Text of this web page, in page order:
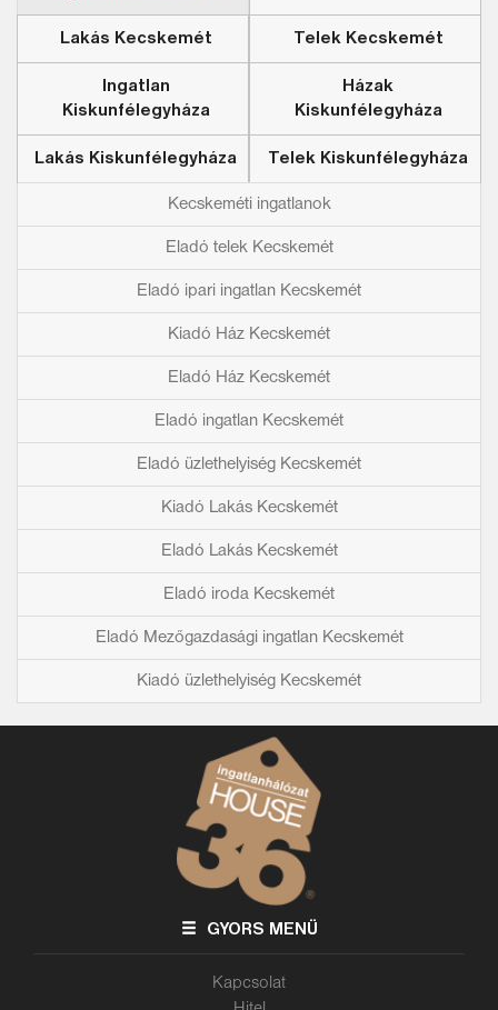
Lakás Kecskemét Telek Kecskemét
Ingatlan
Kiskunfélegyháza
Házak
Kiskunfélegyháza
Lakás Kiskunfélegyháza Telek Kiskunfélegyháza
Kecskeméti ingatlanok
Eladó telek Kecskemét
Eladó ipari ingatlan Kecskemét
Kiadó Ház Kecskemét
Eladó Ház Kecskemét
Eladó ingatlan Kecskemét
Eladó üzlethelyiség Kecskemét
Kiadó Lakás Kecskemét
Eladó Lakás Kecskemét
Eladó iroda Kecskemét
Eladó Mezőgazdasági ingatlan Kecskemét
Kiadó üzlethelyiség Kecskemét
GYORS MENÜ
Kapcsolat